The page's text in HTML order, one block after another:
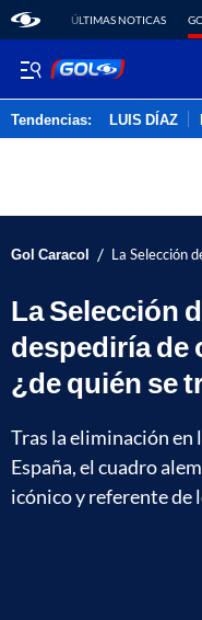
ÚLTIMAS NOTICAS
Tendencias: LUIS DÍAZ
Gol Caracol / La Selección
La Selección
despediría de
¿de quién se
Tras la eliminación en
España, el cuadro
icónico y referente de